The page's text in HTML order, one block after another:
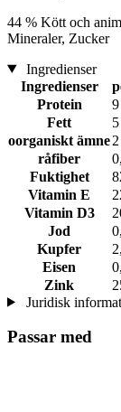
44 % Kött och
Mineraler, Zucker
Ingredienser
Ingredienser
Protein
Fett
oorganiskt ämne
råfiber
Fuktighet
Vitamin E
Vitamin D3
Jod
Kupfer
Eisen
Zink
Juridisk
Passar med